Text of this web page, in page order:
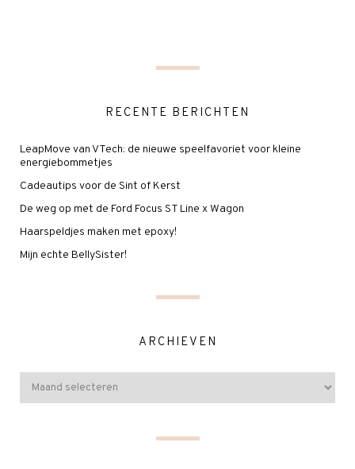
RECENTE BERICHTEN
LeapMove van VTech: de nieuwe speelfavoriet voor kleine
energiebommetjes
Cadeautips voor de Sint of Kerst
De weg op met de Ford Focus ST Line x Wagon
Haarspeldjes maken met epoxy!
Mijn echte BellySister!
ARCHIEVEN